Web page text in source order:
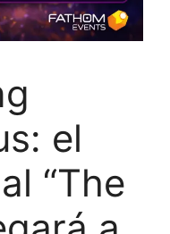
el
“The